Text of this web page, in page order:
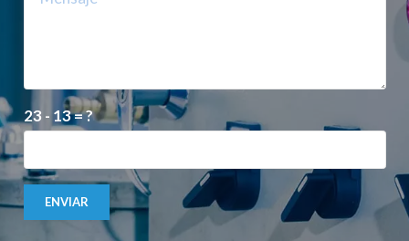
23 - 13 = ?
ENVIAR